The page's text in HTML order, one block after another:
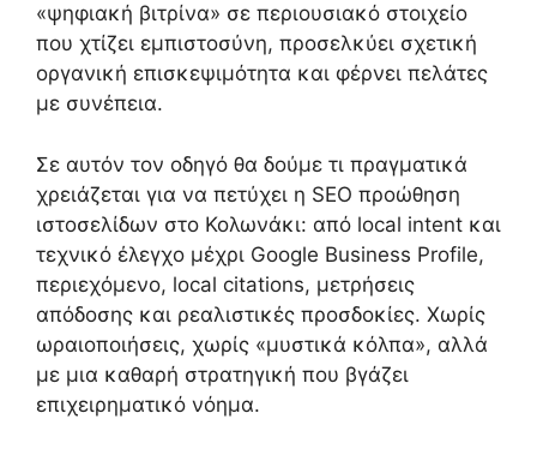
«ψηφιακή βιτρίνα» σε περιουσιακό στοιχείο
που χτίζει εμπιστοσύνη, προσελκύει σχετική
οργανική επισκεψιμότητα και φέρνει πελάτες
με συνέπεια.
Σε αυτόν τον οδηγό θα δούμε τι πραγματικά
χρειάζεται για να πετύχει η SEO προώθηση
ιστοσελίδων στο Κολωνάκι: από local intent και
τεχνικό έλεγχο μέχρι Google Business Profile,
περιεχόμενο, local citations, μετρήσεις
απόδοσης και ρεαλιστικές προσδοκίες. Χωρίς
ωραιοποιήσεις, χωρίς «μυστικά κόλπα», αλλά
με μια καθαρή στρατηγική που βγάζει
επιχειρηματικό νόημα.